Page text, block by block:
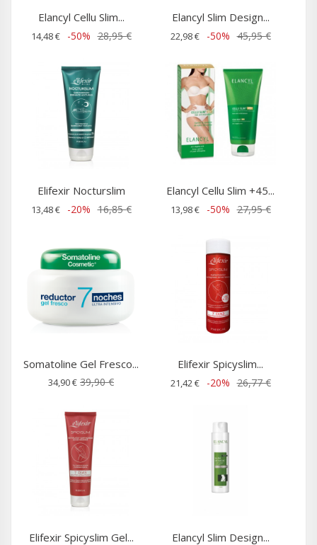
Elancyl Cellu Slim...
14,48 € -50% 28,95 €
Elancyl Slim Design...
22,98 € -50% 45,95 €
Elifexir Nocturslim
13,48 € -20% 16,85 €
Elancyl Cellu Slim +45...
13,98 € -50% 27,95 €
Somatoline Gel Fresco...
34,90 € 39,90 €
Elifexir Spicyslim...
21,42 € -20% 26,77 €
Elifexir Spicyslim Gel... Elancyl Slim Design...